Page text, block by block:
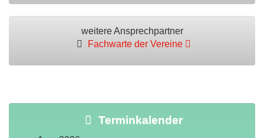
weitere Ansprechpartner
Fachwarte der Vereine
Terminkalender